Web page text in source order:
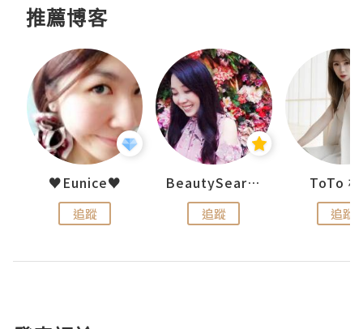
推薦博客
♥Eunice♥
追蹤
BeautySearch
追蹤
ToTo
追蹤